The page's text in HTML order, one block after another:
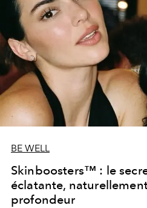
BE WELL
Skinboosters™ : le
éclatante,
profondeur